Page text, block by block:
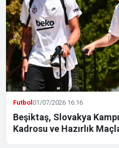
Futbol01/07/2026 16:16
Beşiktaş, Slovakya
Kadrosu ve Hazırlık